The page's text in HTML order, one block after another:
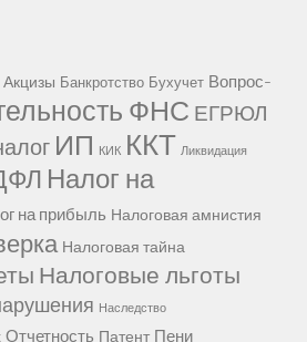
Акцизы Банкротство Бухучет Вопрос-
ФНС ЕГРЮЛ
ИП КИК ККТ Ликвидация
Налог на
на прибыль Налоговая амнистия
Налоговая тайна
Налоговые льготы
Наследство
Отчетность Патент Пени